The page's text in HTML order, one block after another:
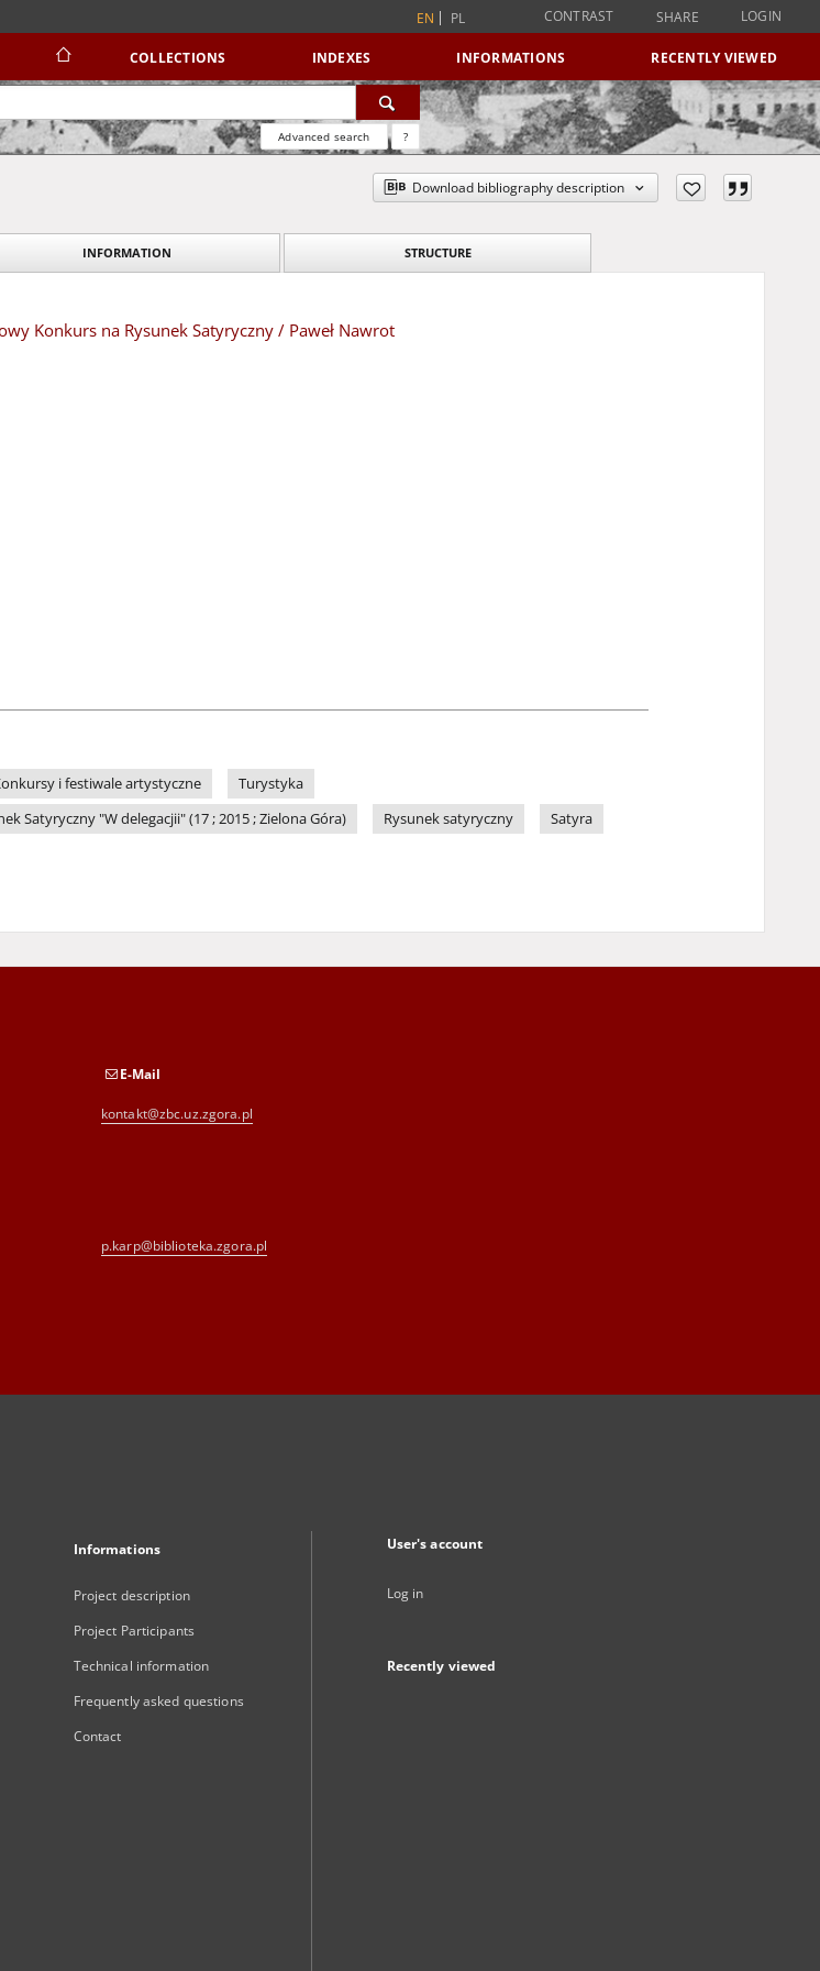
EN PL CONTRAST SHARE LOGIN
COLLECTIONS INDEXES INFORMATIONS RECENTLY VIEWED
Advanced search ?
Download bibliography description
INFORMATION STRUCTURE
Konkurs na Rysunek Satyryczny / Paweł Nawrot
i festiwale artystyczne
Turystyka
Satyryczny "W delegacjii" (17 ; 2015 ; Zielona Góra)
Rysunek satyryczny
Satyra
E-Mail
kontakt@zbc.uz.zgora.pl
p.karp@biblioteka.zgora.pl
Informations
Project description
Project Participants
Technical information
Frequently asked questions
Contact
User's account
Log in
Recently viewed